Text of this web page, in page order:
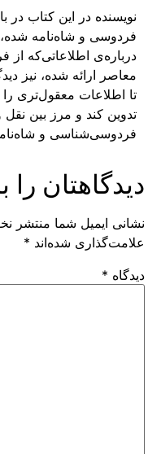
نویسنده در این کتاب در
فردوسی و شاه‌نامه
درباره‌ی اطلاعاتی‌که از
معاصر ارائه شده، نیز
تا اطلاعات معقول‌تری
تدوین کند و مرز بین
فردوسی‌شناسی و
دیدگاهتان را
نشانی ایمیل شما منتشر
علامت‌گذاری شده‌اند *
دیدگاه *